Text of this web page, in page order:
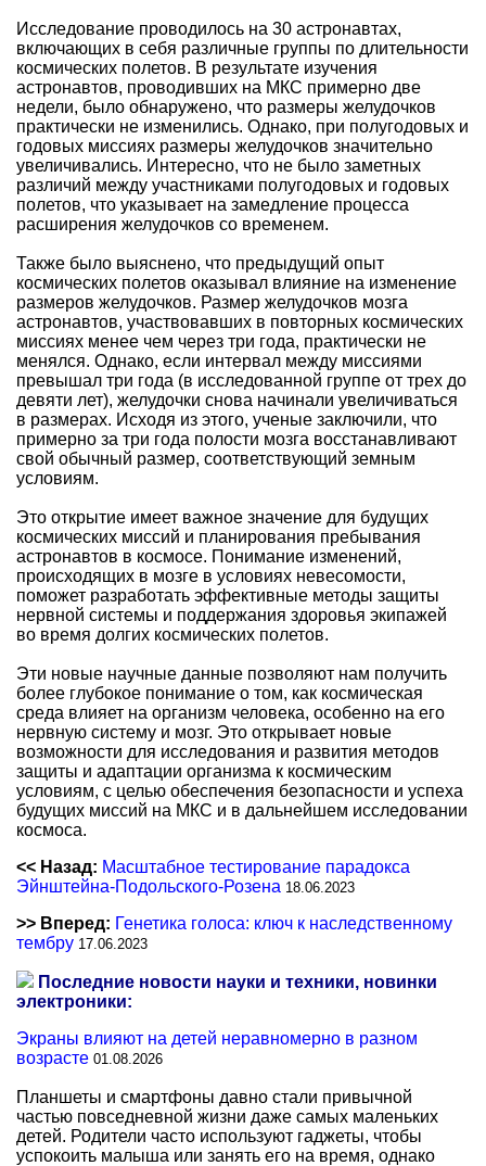
Исследование проводилось на 30 астронавтах,
включающих в себя различные группы по длительности
космических полетов. В результате изучения
астронавтов, проводивших на МКС примерно две
недели, было обнаружено, что размеры желудочков
практически не изменились. Однако, при полугодовых и
годовых миссиях размеры желудочков значительно
увеличивались. Интересно, что не было заметных
различий между участниками полугодовых и годовых
полетов, что указывает на замедление процесса
расширения желудочков со временем.
Также было выяснено, что предыдущий опыт
космических полетов оказывал влияние на изменение
размеров желудочков. Размер желудочков мозга
астронавтов, участвовавших в повторных космических
миссиях менее чем через три года, практически не
менялся. Однако, если интервал между миссиями
превышал три года (в исследованной группе от трех до
девяти лет), желудочки снова начинали увеличиваться
в размерах. Исходя из этого, ученые заключили, что
примерно за три года полости мозга восстанавливают
свой обычный размер, соответствующий земным
условиям.
Это открытие имеет важное значение для будущих
космических миссий и планирования пребывания
астронавтов в космосе. Понимание изменений,
происходящих в мозге в условиях невесомости,
поможет разработать эффективные методы защиты
нервной системы и поддержания здоровья экипажей
во время долгих космических полетов.
Эти новые научные данные позволяют нам получить
более глубокое понимание о том, как космическая
среда влияет на организм человека, особенно на его
нервную систему и мозг. Это открывает новые
возможности для исследования и развития методов
защиты и адаптации организма к космическим
условиям, с целью обеспечения безопасности и успеха
будущих миссий на МКС и в дальнейшем исследовании
космоса.
<< Назад: Масштабное тестирование парадокса
Эйнштейна-Подольского-Розена 18.06.2023
>> Вперед: Генетика голоса: ключ к наследственному
тембру 17.06.2023
Последние новости науки и техники, новинки
электроники:
Экраны влияют на детей неравномерно в разном
возрасте 01.08.2026
Планшеты и смартфоны давно стали привычной
частью повседневной жизни даже самых маленьких
детей. Родители часто используют гаджеты, чтобы
успокоить малыша или занять его на время, однако